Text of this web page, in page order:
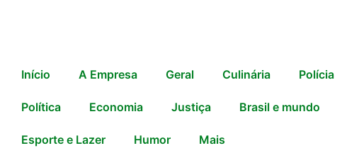
Início A Empresa Geral Culinária Polícia
Política Economia Justiça Brasil e mundo
Esporte e Lazer Humor Mais